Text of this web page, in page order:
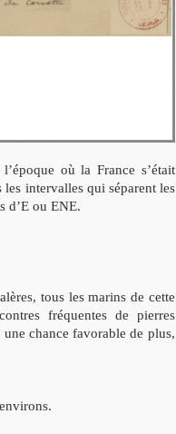
où la France s’était
intervalles qui séparent les
d’E ou ENE.
tous les marins de cette
fréquentes de pierres
chance favorable de plus,